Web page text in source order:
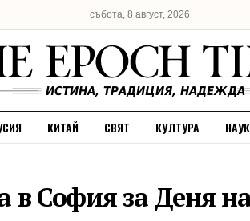
събота, 8 август, 2026
КИТАЙ СВЯТ КУЛТУРА
в София за Деня